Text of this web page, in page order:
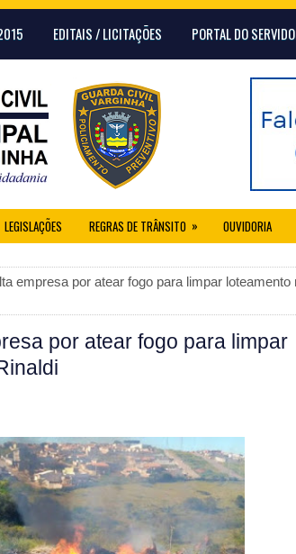
EDITAIS / LICITAÇÕES PORTAL DO
LEGISLAÇÕES REGRAS DE TRÂNSITO » OUVIDORIA
empresa por atear fogo para limpar loteamento
por atear fogo para limpar